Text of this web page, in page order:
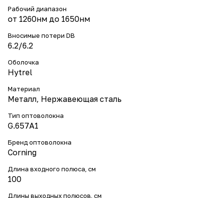
Рабочий диапазон
от 1260нм до 1650нм
Вносимые потери DB
6.2/6.2
Оболочка
Hytrel
Материал
Металл, Нержавеющая сталь
Тип оптоволокна
G.657A1
Бренд оптоволокна
Corning
Длина входного полюса, см
100
Длины выходных полюсов, см